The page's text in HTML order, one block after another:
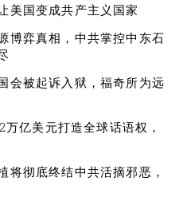
美国变成共产主义国家
博弈真相，中共掌控中东石
会被起诉入狱，福奇所为远
亿美元打造全球话语权，
将彻底终结中共活摘邪恶，